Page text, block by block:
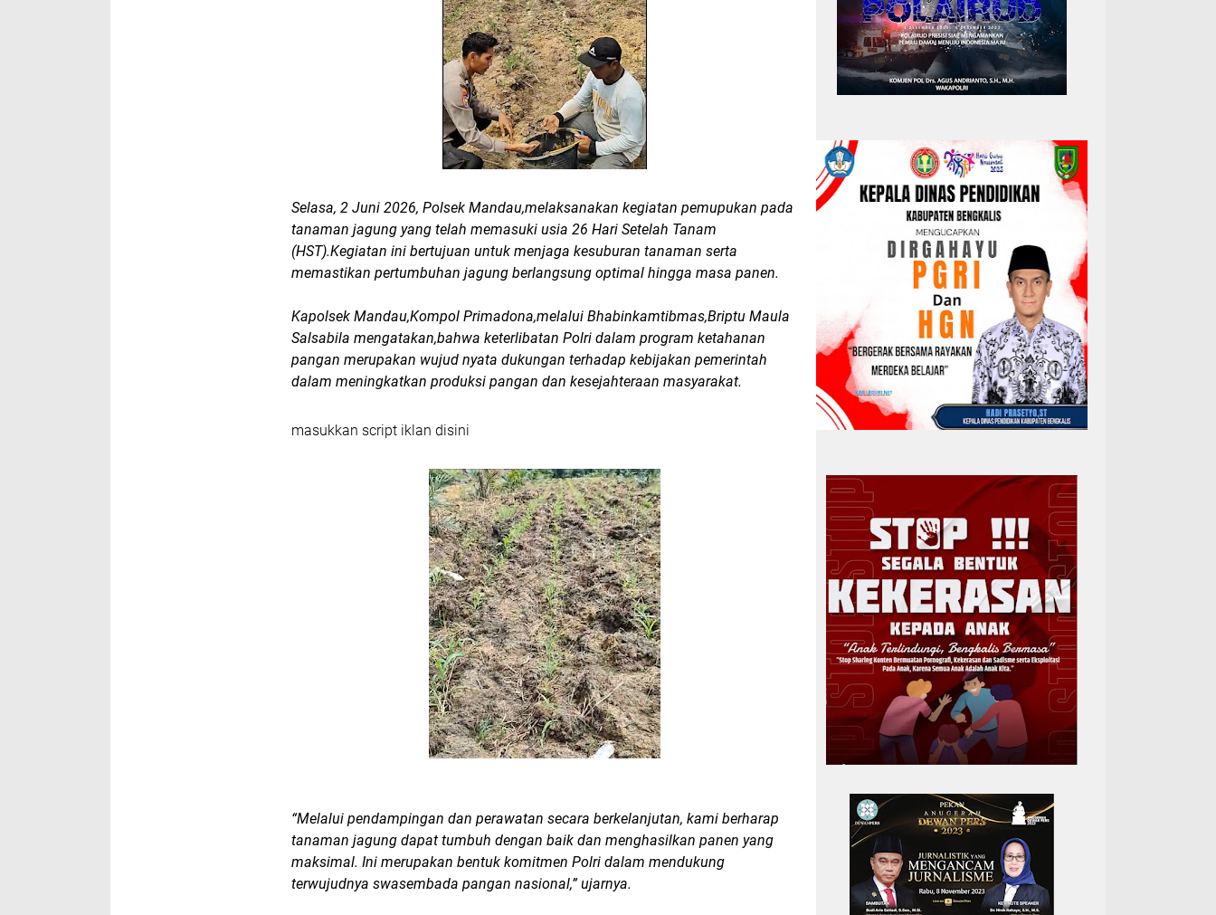
Selasa, 2 Juni 2026, Polsek Mandau,melaksanakan kegiatan pemupukan pada
tanaman jagung yang telah memasuki usia 26 Hari Setelah Tanam
(HST).Kegiatan ini bertujuan untuk menjaga kesuburan tanaman serta
memastikan pertumbuhan jagung berlangsung optimal hingga masa panen.
Kapolsek Mandau,Kompol Primadona,melalui Bhabinkamtibmas,Briptu Maula
Salsabila mengatakan,bahwa keterlibatan Polri dalam program ketahanan
pangan merupakan wujud nyata dukungan terhadap kebijakan pemerintah
dalam meningkatkan produksi pangan dan kesejahteraan masyarakat.
masukkan script iklan disini
“Melalui pendampingan dan perawatan secara berkelanjutan, kami berharap
tanaman jagung dapat tumbuh dengan baik dan menghasilkan panen yang
maksimal. Ini merupakan bentuk komitmen Polri dalam mendukung
terwujudnya swasembada pangan nasional,” ujarnya.